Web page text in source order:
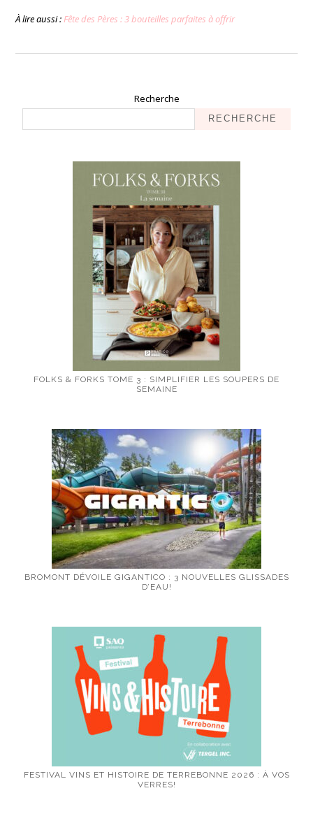
À lire aussi : Fête des Pères : 3 bouteilles parfaites à offrir
Recherche
RECHERCHE
FOLKS & FORKS TOME 3 : SIMPLIFIER LES SOUPERS DE
SEMAINE
BROMONT DÉVOILE GIGANTICO : 3 NOUVELLES GLISSADES
D’EAU!
FESTIVAL VINS ET HISTOIRE DE TERREBONNE 2026 : À VOS
VERRES!